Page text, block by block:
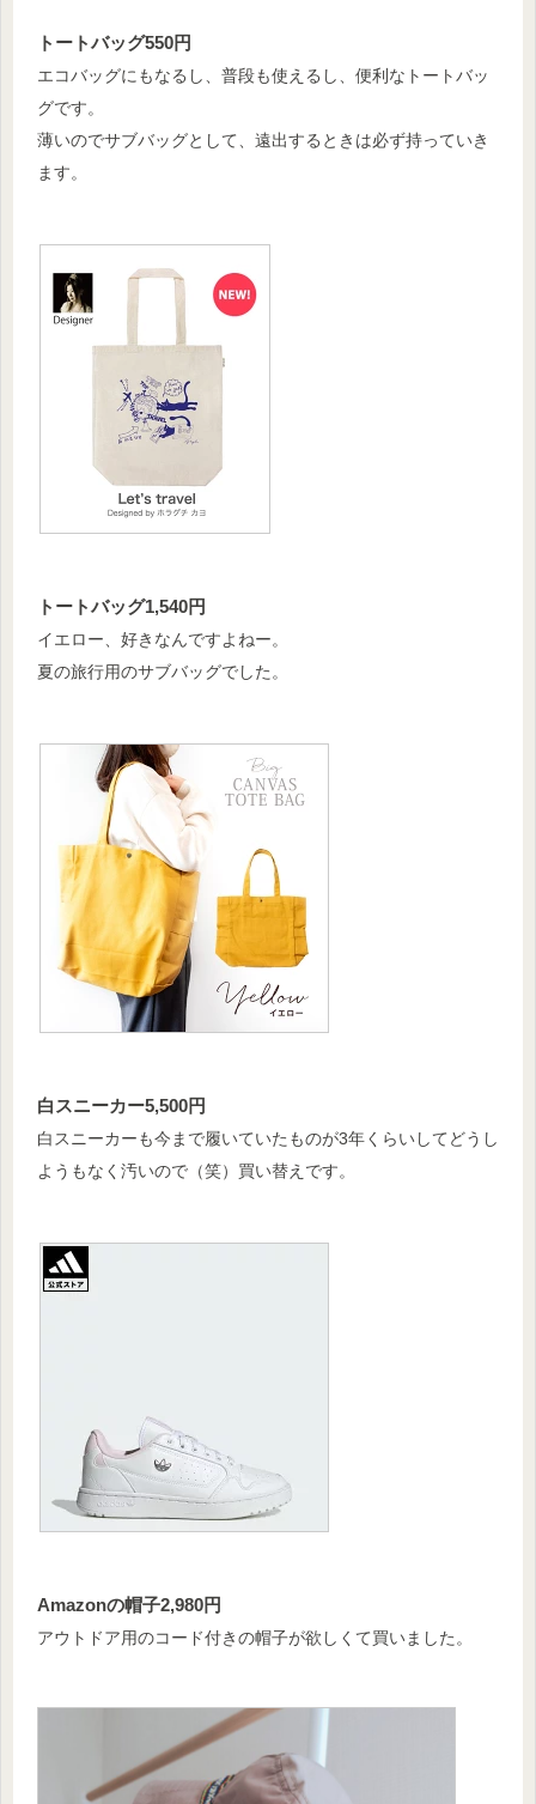
トートバッグ550円
エコバッグにもなるし、普段も使えるし、便利なトートバッ
グです。
薄いのでサブバッグとして、遠出するときは必ず持っていき
ます。
トートバッグ1,540円
イエロー、好きなんですよねー。
夏の旅行用のサブバッグでした。
白スニーカー5,500円
白スニーカーも今まで履いていたものが3年くらいしてどうし
ようもなく汚いので（笑）買い替えです。
Amazonの帽子2,980円
アウトドア用のコード付きの帽子が欲しくて買いました。